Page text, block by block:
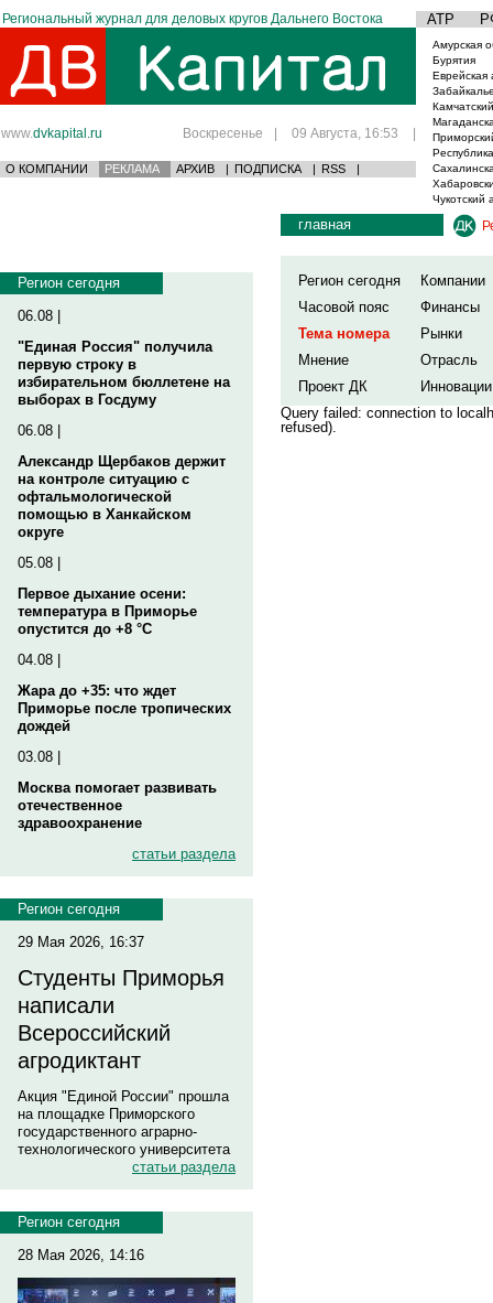
Региональный журнал для деловых кругов Дальнего Востока АТР
www.dvkapital.ru Воскресенье | 09 Августа, 16:53 |
О КОМПАНИИ РЕКЛАМА АРХИВ | ПОДПИСКА | RSS |
Амурская
Бурятия
Еврейская
Чукотский
Регион сегодня
06.08 |
"Единая Россия" получила
первую строку в
избирательном бюллетене на
выборах в Госдуму
06.08 |
Александр Щербаков держит
на контроле ситуацию с
офтальмологической
помощью в Ханкайском
округе
05.08 |
Первое дыхание осени:
температура в Приморье
опустится до +8 °C
04.08 |
Жара до +35: что ждет
Приморье после тропических
дождей
03.08 |
Москва помогает развивать
отечественное
здравоохранение
статьи раздела
Регион сегодня
29 Мая 2026, 16:37
Студенты Приморья
написали
Всероссийский
агродиктант
Акция "Единой России" прошла
на площадке Приморского
государственного аграрно-
технологического университета
статьи раздела
Регион сегодня
28 Мая 2026, 14:16
главная
Регион сегодня
Компании
Часовой пояс
Финансы
Тема номера
Рынки
Мнение
Отрасль
Проект ДК
Инновации
Query failed: connection to
refused).